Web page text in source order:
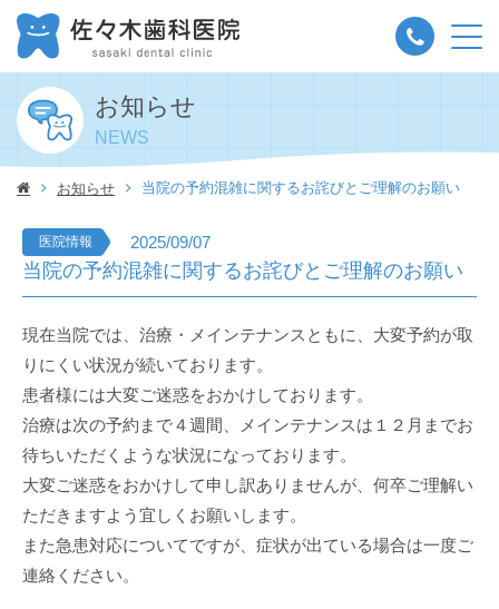
お知らせ
お知らせ 当院の予約混雑に関するお詫びとご理解のお願い
医院情報 2025/09/07
当院の予約混雑に関するお詫びとご理解のお願い
現在当院では、治療・メインテナンスともに、大変予約が取
りにくい状況が続いております。
患者様には大変ご迷惑をおかけしております。
治療は次の予約まで４週間、メインテナンスは１２月までお
待ちいただくような状況になっております。
大変ご迷惑をおかけして申し訳ありませんが、何卒ご理解い
ただきますよう宜しくお願いします。
また急患対応についてですが、症状が出ている場合は一度ご
連絡ください。